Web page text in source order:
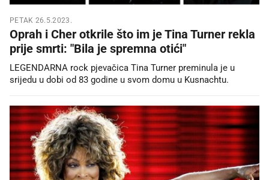
PETAK 26.5.2023.
Oprah i Cher otkrile što im je Tina Turner rekla
prije smrti: "Bila je spremna otići"
LEGENDARNA rock pjevačica Tina Turner preminula je u
srijedu u dobi od 83 godine u svom domu u Kusnachtu.